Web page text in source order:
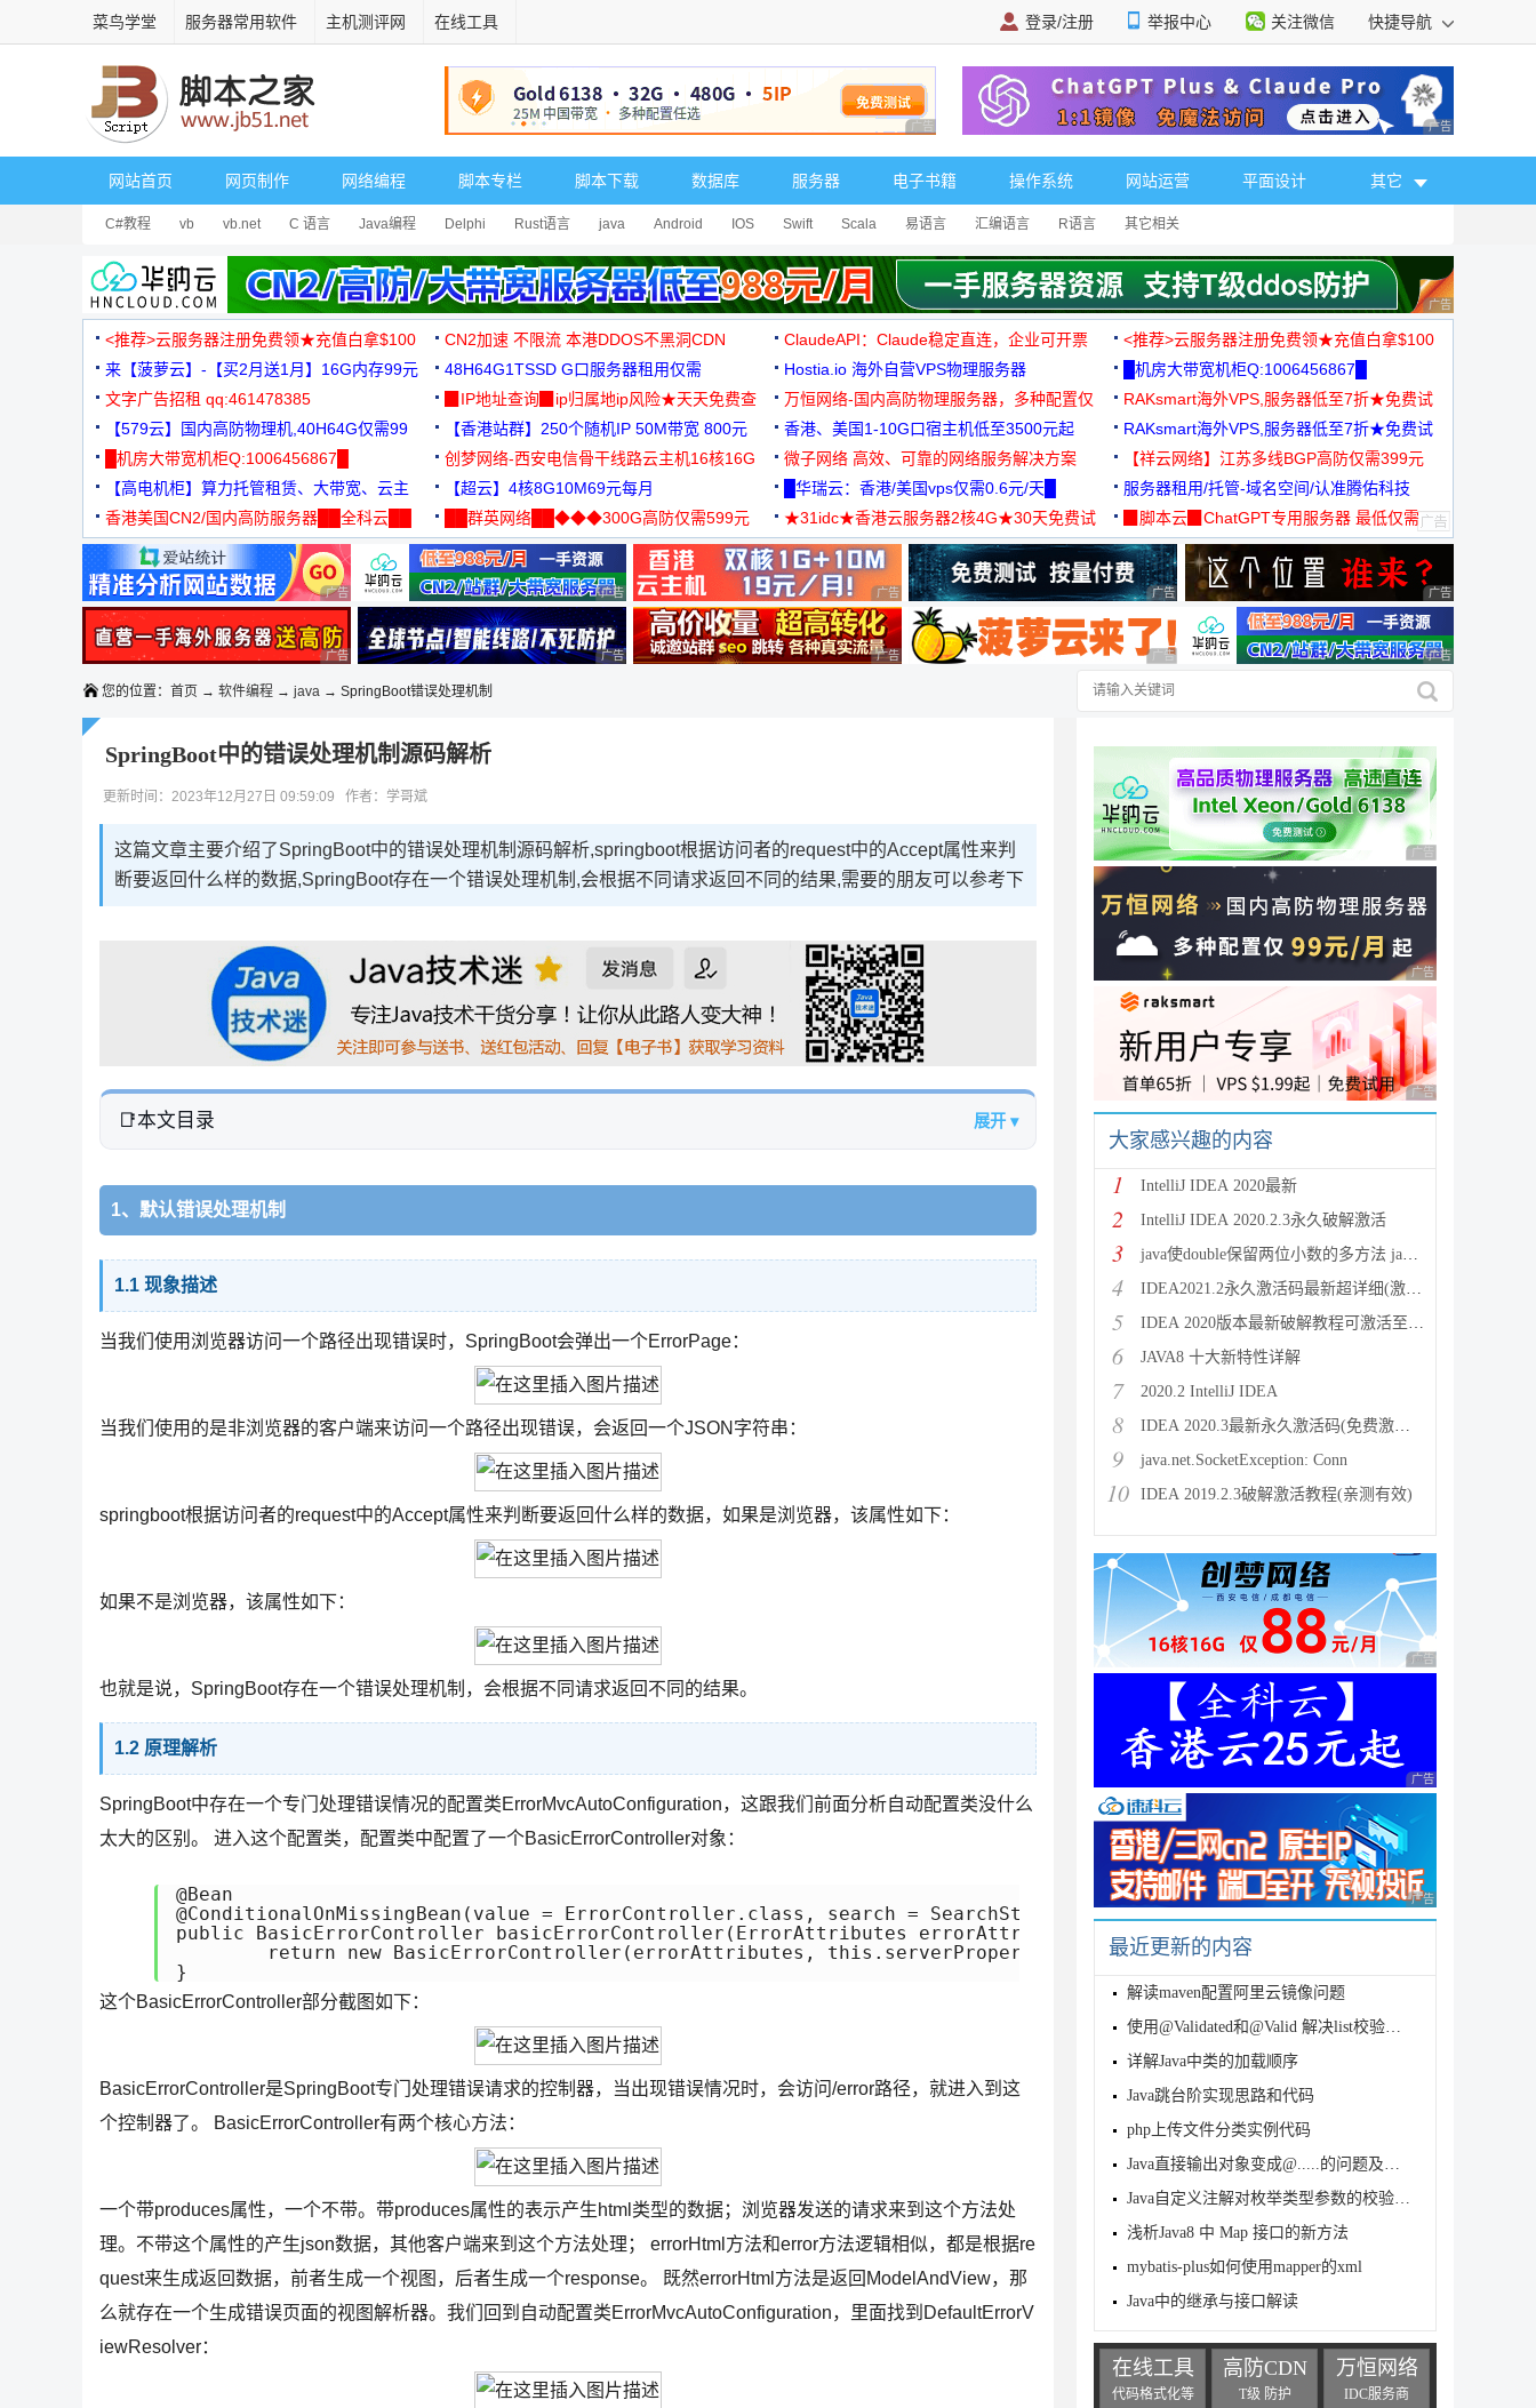
菜鸟学堂 服务器常用软件 主机测评网 在线工具 登录/注册 举报中心 关注微信 快捷导航
广告 商业广告，理性选择 广告 商业广告，理
网站首页 网页制作 网络编程 脚本专栏 脚本下载 数据库 服务器 电子书籍 操作系统 网站运营 平面设计 其它
C#教程 vb vb.net C 语言 Java编程 Delphi Rust语言 java Android IOS Swift Scala 易语言 汇编语言 R语言 其它相关
广告 商业广告，理
<推荐>云服务器注册免费领★充值白拿$100 CN2加速 不限流 本港DDOS不黑洞CDN ClaudeAPI：Claude稳定直连，企业可开票
<推荐>云服务器注册免费领★充值白拿$100
来【菠萝云】-【买2月送1月】16G内存99元
48H64G1TSSD G口服务器租用仅需
3000+可免费测试
Hostia.io 海外自营VPS物理服务器
█机房大带宽机柜Q:1006456867█
文字广告招租 qq:461478385
▉IP地址查询▉ip归属地ip风险★天天免费查
万恒网络-国内高防物理服务器，多种配置仅
99元/月起
RAKsmart海外VPS,服务器低至7折★免费试
用★
【579云】国内高防物理机,40H64G仅需99
元
【香港站群】250个随机IP 50M带宽 800元 香港、美国1-10G口宿主机低至3500元起
RAKsmart海外VPS,服务器低至7折★免费试
用★
█机房大带宽机柜Q:1006456867█
创梦网络-西安电信骨干线路云主机16核16G
88元/月
微子网络 高效、可靠的网络服务解决方案
【祥云网络】江苏多线BGP高防仅需399元
【高电机柜】算力托管租赁、大带宽、云主
机
【超云】4核8G10M69元每月 █华瑞云：香港/美国vps仅需0.6元/天█
服务器租用/托管-域名空间/认准腾佑科技
香港美国CN2/国内高防服务器██全科云██
██群英网络██◆◆◆300G高防仅需599元
◆◆◆
★31idc★香港云服务器2核4G★30天免费试
用◆
▉脚本云▉ChatGPT专用服务器 最低仅需
19元/月
广告 商业广告，理性选择 广告 商业广告，理性选择 广告 商业广告，理性选择 广告 商业广告，理性选择 广告 商业广告，理
广告 商业广告，理性选择 广告 商业广告，理性选择 广告 商业广告，理性选择 广告 商业广告，理性选择 广告 商业广告，理
您的位置： 首页 → 软件编程 → java → SpringBoot错误处理机制
SpringBoot中的错误处理机制源码解析
更新时间：2023年12月27日 09:59:09 作者：学哥斌
这篇文章主要介绍了SpringBoot中的错误处理机制源码解析,springboot根据访问者的request中的Accept属性来判
断要返回什么样的数据,SpringBoot存在一个错误处理机制,会根据不同请求返回不同的结果,需要的朋友可以参考下
本文目录 展开 ▾
1、默认错误处理机制
1.1 现象描述
当我们使用浏览器访问一个路径出现错误时，SpringBoot会弹出一个ErrorPage：
当我们使用的是非浏览器的客户端来访问一个路径出现错误，会返回一个JSON字符串：
springboot根据访问者的request中的Accept属性来判断要返回什么样的数据，如果是浏览器，该属性如下：
如果不是浏览器，该属性如下：
也就是说，SpringBoot存在一个错误处理机制，会根据不同请求返回不同的结果。
1.2 原理解析
SpringBoot中存在一个专门处理错误情况的配置类ErrorMvcAutoConfiguration，这跟我们前面分析自动配置类没什么
太大的区别。 进入这个配置类，配置类中配置了一个BasicErrorController对象：
@Bean
@ConditionalOnMissingBean(value = ErrorController.class, search = SearchStrategy.CURRENT)
public BasicErrorController basicErrorController(ErrorAttributes errorAttributes, ObjectProvider<ErrorViewResolver>
}
这个BasicErrorController部分截图如下：
BasicErrorController是SpringBoot专门处理错误请求的控制器，当出现错误情况时，会访问/error路径，就进入到这
个控制器了。 BasicErrorController有两个核心方法：
一个带produces属性，一个不带。带produces属性的表示产生html类型的数据；浏览器发送的请求来到这个方法处
理。不带这个属性的产生json数据，其他客户端来到这个方法处理； errorHtml方法和error方法逻辑相似，都是根据re
quest来生成返回数据，前者生成一个视图，后者生成一个response。 既然errorHtml方法是返回ModelAndView，那
么就存在一个生成错误页面的视图解析器。我们回到自动配置类ErrorMvcAutoConfiguration，里面找到DefaultErrorV
iewResolver：
广告 商业广告，理性
广告 商业广告，理性
广告 商业广告，理性
大家感兴趣的内容
1 IntelliJ IDEA 2020最新
2 IntelliJ IDEA 2020.2.3永久破解激活
3 java使double保留两位小数的多方法 java保留两位
4 IDEA2021.2永久激活码最新超详细(激活到2099)
5 IDEA 2020版本最新破解教程可激活至2089
6 JAVA8 十大新特性详解
7 2020.2 IntelliJ IDEA
8 IDEA 2020.3最新永久激活码(免费激活到 209
9 java.net.SocketException: Conn
10 IDEA 2019.2.3破解激活教程(亲测有效)
广告 商业广告，理性
广告 商业广告，理性
广告 商业广告，理性
最近更新的内容
解读maven配置阿里云镜像问题
使用@Validated和@Valid 解决list校验的问题
详解Java中类的加载顺序
Java跳台阶实现思路和代码
php上传文件分类实例代码
Java直接输出对象变成@.....的问题及解决
Java自定义注解对枚举类型参数的校验方法
浅析Java8 中 Map 接口的新方法
mybatis-plus如何使用mapper的xml
Java中的继承与接口解读
在线工具
代码格式化等
高防CDN
T级 防护
万恒网络
IDC服务商